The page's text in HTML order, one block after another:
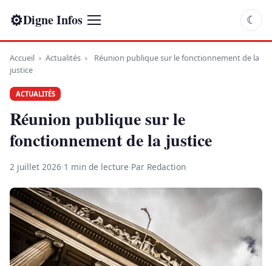
⚙Digne Infos ☾
Accueil › Actualités ›
Réunion publique sur le fonctionnement de la
justice
ACTUALITÉS
Réunion publique sur le
fonctionnement de la justice
2 juillet 2026·1 min de lecture·Par Redaction